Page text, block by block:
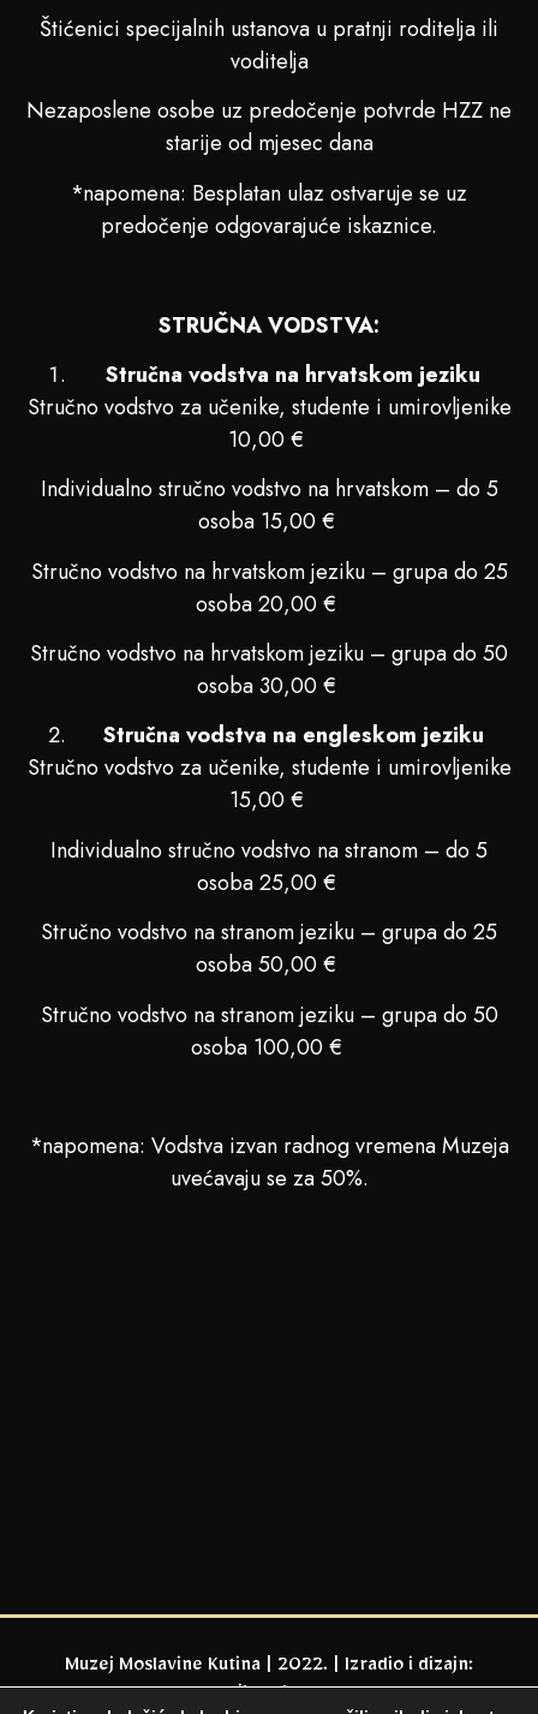
Štićenici specijalnih ustanova u pratnji roditelja ili
voditelja
Nezaposlene osobe uz predočenje potvrde HZZ ne
starije od mjesec dana
*napomena: Besplatan ulaz ostvaruje se uz
predočenje odgovarajuće iskaznice.
STRUČNA VODSTVA:
Stručna vodstva na hrvatskom jeziku
Stručno vodstvo za učenike, studente i umirovljenike
10,00 €
Individualno stručno vodstvo na hrvatskom – do 5
osoba 15,00 €
Stručno vodstvo na hrvatskom jeziku – grupa do 25
osoba 20,00 €
Stručno vodstvo na hrvatskom jeziku – grupa do 50
osoba 30,00 €
Stručna vodstva na engleskom jeziku
Stručno vodstvo za učenike, studente i umirovljenike
15,00 €
Individualno stručno vodstvo na stranom – do 5
osoba 25,00 €
Stručno vodstvo na stranom jeziku – grupa do 25
osoba 50,00 €
Stručno vodstvo na stranom jeziku – grupa do 50
osoba 100,00 €
*napomena: Vodstva izvan radnog vremena Muzeja
uvećavaju se za 50%.
Muzej Moslavine Kutina | 2022. | Izradio i dizajn: